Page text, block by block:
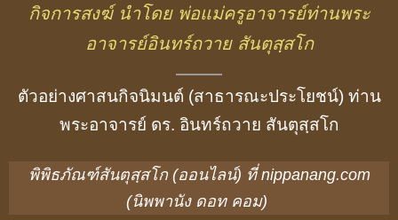
กิจการสงฆ์ นำโดย พ่อแม่ครูอาจารย์ท่านพระ
อาจารย์อินทร์ถวาย สันตุสฺสโก
ตัวอย่างศาสนกิจนิมนต์ (สาธารณะประโยชน์) ท่าน
พระอาจารย์ ดร. อินทร์ถวาย สันตุสฺสโก
พิพิธภัณฑ์สันตุสฺสโก (ออนไลน์) ที่ nippanang.com
(นิพพานัง ดอท คอม)